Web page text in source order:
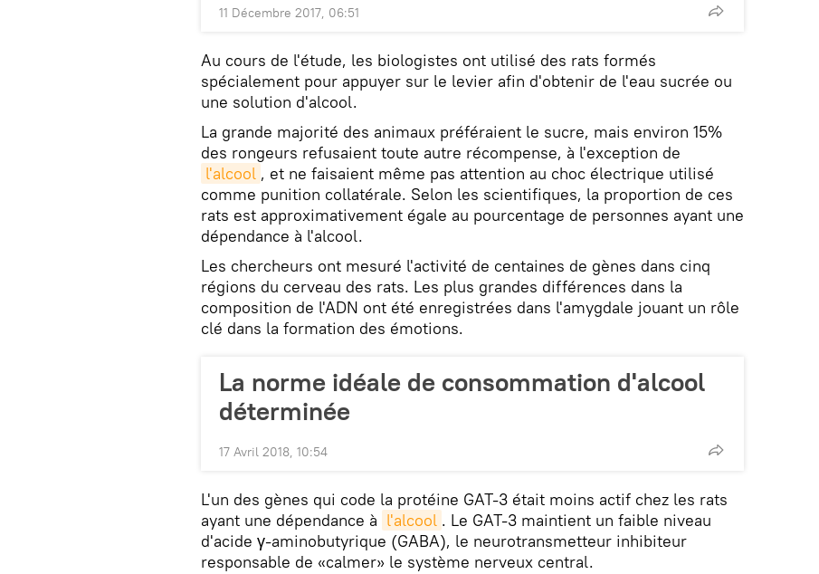
11 Décembre 2017, 06:51
Au cours de l'étude, les biologistes ont utilisé des rats formés
spécialement pour appuyer sur le levier afin d'obtenir de l'eau sucrée ou
une solution d'alcool.
La grande majorité des animaux préféraient le sucre, mais environ 15%
des rongeurs refusaient toute autre récompense, à l'exception de
l'alcool , et ne faisaient même pas attention au choc électrique utilisé
comme punition collatérale. Selon les scientifiques, la proportion de ces
rats est approximativement égale au pourcentage de personnes ayant une
dépendance à l'alcool.
Les chercheurs ont mesuré l'activité de centaines de gènes dans cinq
régions du cerveau des rats. Les plus grandes différences dans la
composition de l'ADN ont été enregistrées dans l'amygdale jouant un rôle
clé dans la formation des émotions.
La norme idéale de consommation d'alcool
déterminée
17 Avril 2018, 10:54
L'un des gènes qui code la protéine GAT-3 était moins actif chez les rats
ayant une dépendance à l'alcool . Le GAT-3 maintient un faible niveau
d'acide γ-aminobutyrique (GABA), le neurotransmetteur inhibiteur
responsable de «calmer» le système nerveux central.